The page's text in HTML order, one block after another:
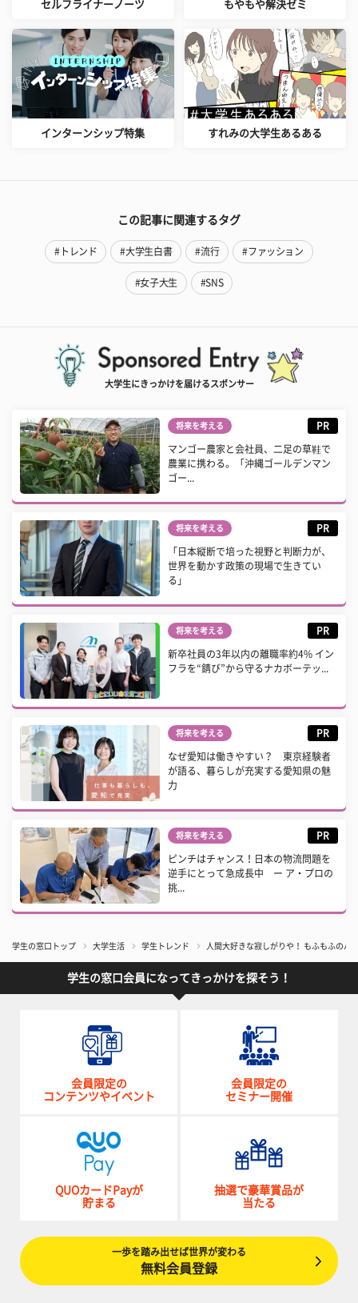
セルフライナーノーツ もやもや解決ゼミ
インターンシップ特集 すれみの大学生あるある
この記事に関連するタグ
#トレンド #大学生白書 #流行 #ファッション
#女子大生 #SNS
大学生にきっかけを届けるスポンサー
将来を考える PR
マンゴー農家と会社員、二足の草鞋で
農業に携わる。「沖縄ゴールデンマン
ゴー...
将来を考える PR
「日本縦断で培った視野と判断力が、
世界を動かす政策の現場で生きてい
る」
将来を考える PR
新卒社員の3年以内の離職率約4% イン
フラを“錆び”から守るナカボーテッ...
将来を考える PR
なぜ愛知は働きやすい？ 東京経験者
が語る、暮らしが充実する愛知県の魅
力
将来を考える PR
ピンチはチャンス！日本の物流問題を
逆手にとって急成長中 ー ア・プロの
挑...
学生の窓口トップ 大学生活 学生トレンド 人間大好きな寂しがりや！ もふもふのバ
学生の窓口会員になってきっかけを探そう！
会員限定の
コンテンツやイベント
会員限定の
セミナー開催
QUOカードPayが
貯まる
抽選で豪華賞品が
当たる
一歩を踏み出せば世界が変わる
無料会員登録